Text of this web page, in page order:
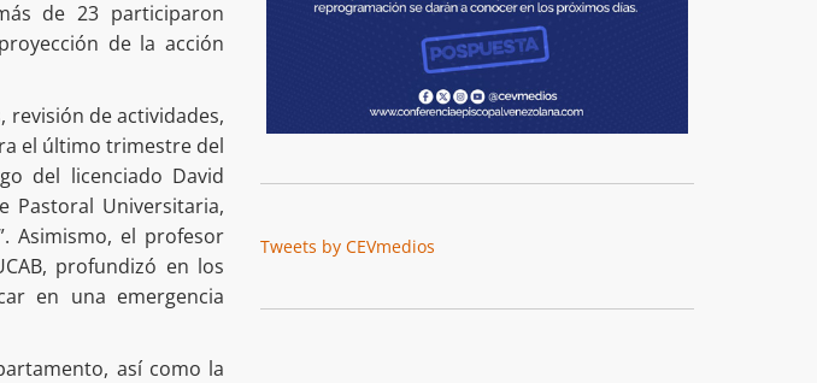
de 23 participaron
de la acción
revisión de actividades,
el último trimestre del
del licenciado David
Pastoral Universitaria,
Asimismo, el profesor
profundizó en los
en una emergencia
así como la
Tweets by CEVmedios